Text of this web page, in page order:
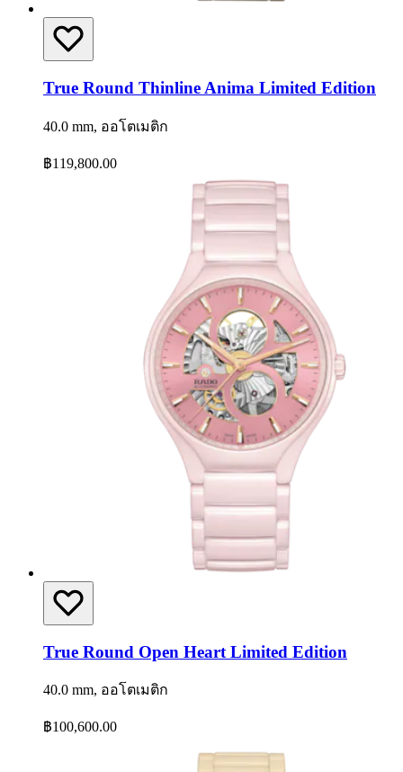
True Round Thinline Anima Limited Edition
40.0 mm, ออโตเมติก
฿119,800.00
True Round Open Heart Limited Edition
40.0 mm, ออโตเมติก
฿100,600.00